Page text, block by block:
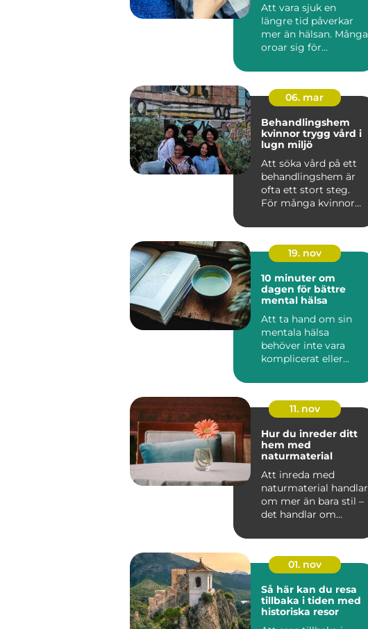
Att vara sjuk en
längre tid påverkar
mer än hälsan. Många
oroar sig för
och hur ...
06. mar
Behandlingshem
kvinnor trygg vård i
lugn miljö
Att söka vård på ett
behandlingshem är
ofta ett stort steg.
För många kvinnor
läm...
19. nov
10 minuter om
dagen för bättre
mental hälsa
Att ta hand om sin
mentala hälsa
behöver inte vara
komplicerat eller
11. nov
Hur du inreder ditt
hem med
naturmaterial
Att inreda med
naturmaterial handlar
om mer än bara stil –
det handlar om
01. nov
Så här kan du resa
tillbaka i tiden med
historiska resor